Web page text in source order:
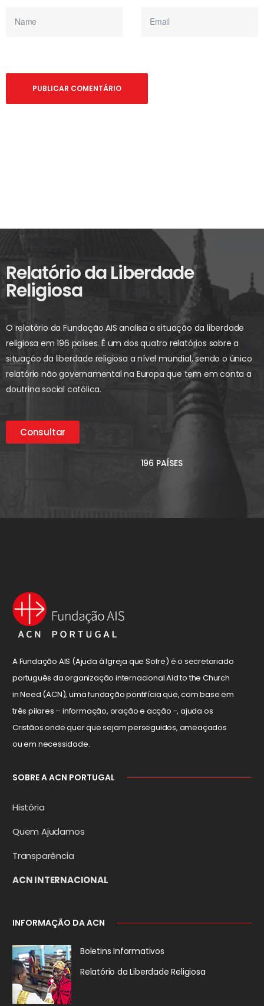
Relatório da Liberdade
Religiosa
O relatório da Fundação AIS analisa a situação da liberdade
religiosa em 196 países. É um dos quatro relatórios sobre a
situação da liberdade religiosa a nível mundial, sendo o único
relatório não governamental na Europa que tem em conta a
doutrina social católica.
Consultar
196 PAÍSES
A Fundação AIS (Ajuda à Igreja que Sofre) é o secretariado
português da organização internacional Aid to the Church
in Need (ACN), uma fundação pontifícia que, com base em
três pilares – informação, oração e acção -, ajuda os
Cristãos onde quer que sejam perseguidos, ameaçados
ou em necessidade.
SOBRE A ACN PORTUGAL
História
Quem Ajudamos
Transparência
ACN INTERNACIONAL
INFORMAÇÃO DA ACN
Boletins Informativos
Relatório da Liberdade Religiosa